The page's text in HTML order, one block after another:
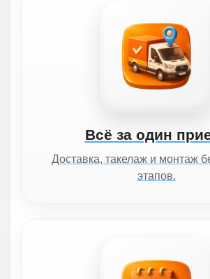
Всё за один
Доставка, такелаж и монтаж
этапов.